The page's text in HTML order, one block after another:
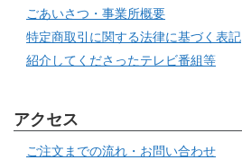
ごあいさつ・事業所概要
特定商取引に関する法律に基づく表記
紹介してくださったテレビ番組等
アクセス
ご注文までの流れ・お問い合わせ